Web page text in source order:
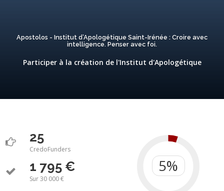
Apostolos - Institut d’Apologétique Saint-Irénée : Croire avec
intelligence. Penser avec foi.
Participer à la création de l'Institut d'Apologétique
25
CredoFunders
1 795 €
Sur 30 000 €